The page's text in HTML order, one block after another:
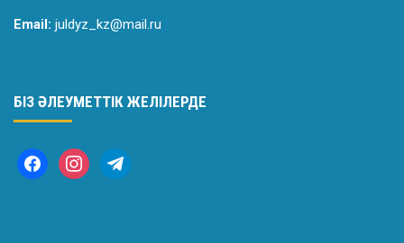
Email: juldyz_kz@mail.ru
БІЗ ӘЛЕУМЕТТІК ЖЕЛІЛЕРДЕ